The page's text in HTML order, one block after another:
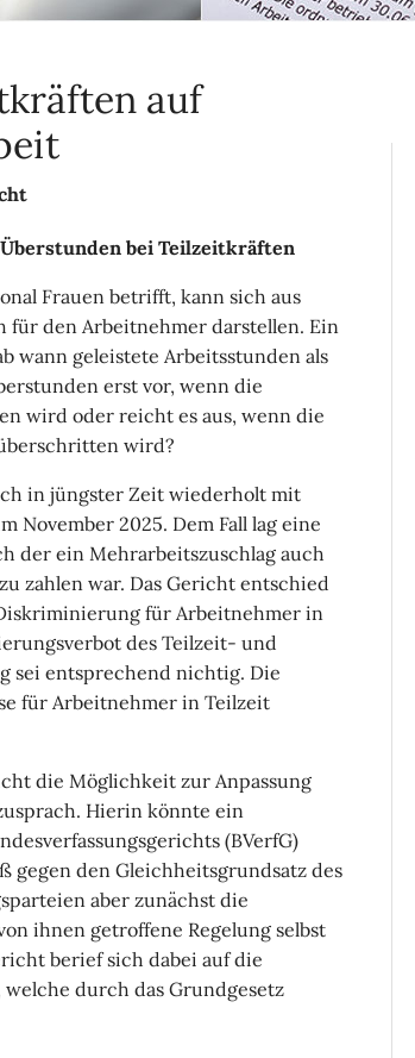
auf
bei Teilzeitkräften
Frauen betrifft, kann sich aus
für den Arbeitnehmer darstellen. Ein
wann geleistete Arbeitsstunden als
erst vor, wenn die
wird oder reicht es aus, wenn die
wird?
in jüngster Zeit wiederholt mit
November 2025. Dem Fall lag eine
der ein Mehrarbeitszuschlag auch
zahlen war. Das Gericht entschied
für Arbeitnehmer in
des Teilzeit- und
sei entsprechend nichtig. Die
für Arbeitnehmer in Teilzeit
die Möglichkeit zur Anpassung
Hierin könnte ein
(BVerfG)
gegen den Gleichheitsgrundsatz des
aber zunächst die
ihnen getroffene Regelung selbst
berief sich dabei auf die
durch das Grundgesetz